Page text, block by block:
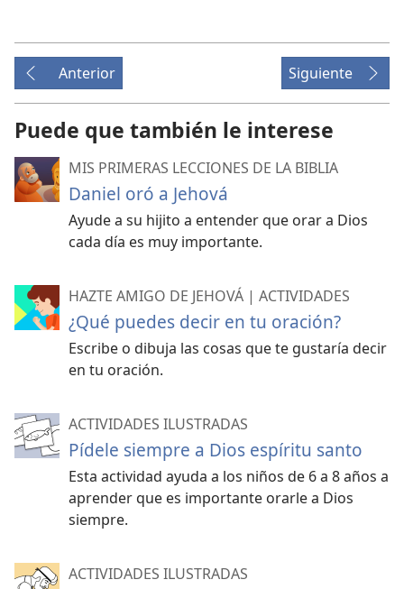
Anterior Siguiente
Puede que también le interese
MIS PRIMERAS LECCIONES DE LA BIBLIA
Daniel oró a Jehová
Ayude a su hijito a entender que orar a Dios
cada día es muy importante.
HAZTE AMIGO DE JEHOVÁ | ACTIVIDADES
¿Qué puedes decir en tu oración?
Escribe o dibuja las cosas que te gustaría decir
en tu oración.
ACTIVIDADES ILUSTRADAS
Pídele siempre a Dios espíritu santo
Esta actividad ayuda a los niños de 6 a 8 años a
aprender que es importante orarle a Dios
siempre.
ACTIVIDADES ILUSTRADAS